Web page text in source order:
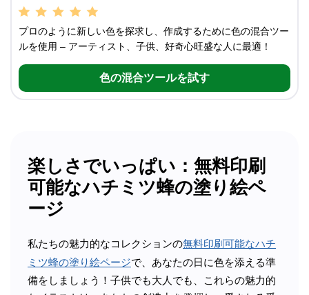
プロのように新しい色を探求し、作成するために色の混合ツー
ルを使用 – アーティスト、子供、好奇心旺盛な人に最適！
色の混合ツールを試す
楽しさでいっぱい：無料印刷
可能なハチミツ蜂の塗り絵ペ
ージ
私たちの魅力的なコレクションの無料印刷可能なハチ
ミツ蜂の塗り絵ページで、あなたの日に色を添える準
備をしましょう！子供でも大人でも、これらの魅力的